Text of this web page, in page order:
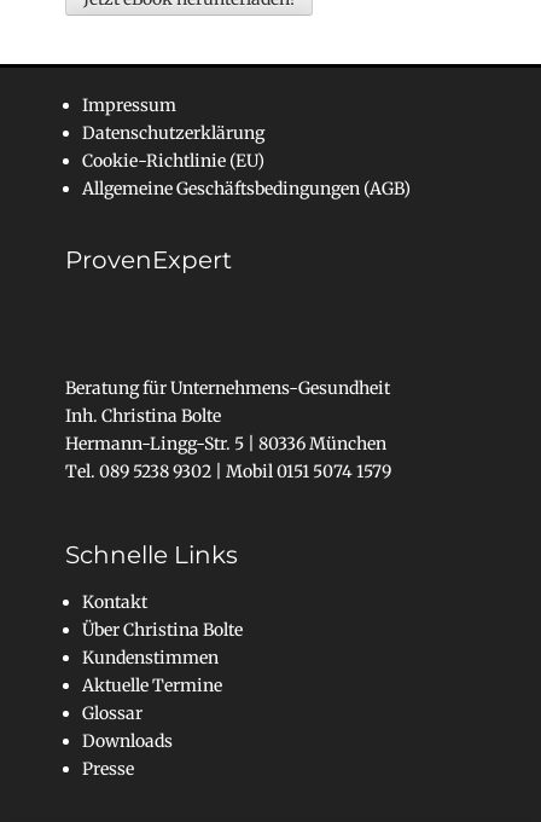
Impressum
Datenschutzerklärung
Cookie-Richtlinie (EU)
Allgemeine Geschäftsbedingungen (AGB)
ProvenExpert
Beratung für Unternehmens-Gesundheit
Inh. Christina Bolte
Hermann-Lingg-Str. 5 | 80336 München
Tel. 089 5238 9302 | Mobil 0151 5074 1579
Schnelle Links
Kontakt
Über Christina Bolte
Kundenstimmen
Aktuelle Termine
Glossar
Downloads
Presse